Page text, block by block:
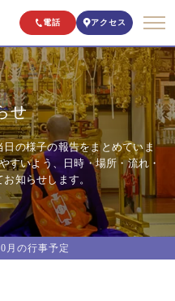
電話 アクセス
せ
の様子の報告をまとめていま
すいよう、日時・場所・流れ・
知らせします。
月の行事予定